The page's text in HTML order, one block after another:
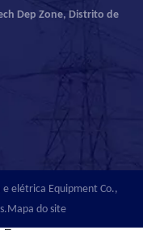
Dep Zone, Distrito de
elétrica Equipment Co.,
Mapa do site